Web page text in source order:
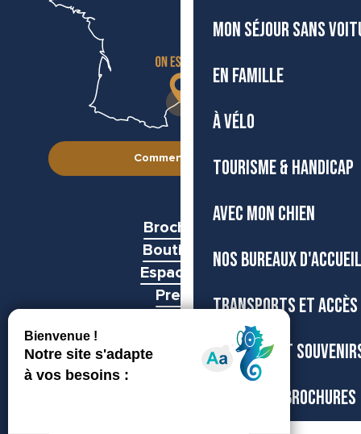
MON SÉJOUR SANS
EN FAMILLE
À VÉLO
TOURISME & HANDICAP
AVEC MON CHIEN
NOS BUREAUX D'ACCUEIL
TRANSPORTS ET ACCÈS
BOUTIQUE ET
CARTES ET BROCHURES
Comment venir ?
Brochures
Boutiques
Espace pro
Presse